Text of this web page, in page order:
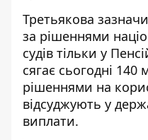
Третьякова
за рішеннями
судів тільки у
сягає сьогодні 140
рішеннями на
відсуджують у
виплати.